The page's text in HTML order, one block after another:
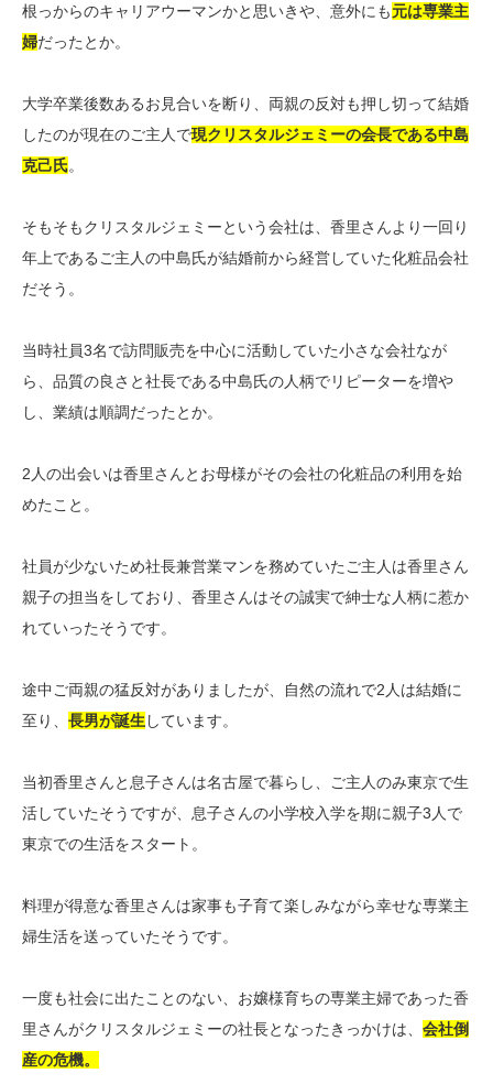
根っからのキャリアウーマンかと思いきや、意外にも元は専業主
婦だったとか。
大学卒業後数あるお見合いを断り、両親の反対も押し切って結婚
したのが現在のご主人で現クリスタルジェミーの会長である中島
克己氏。
そもそもクリスタルジェミーという会社は、香里さんより一回り
年上であるご主人の中島氏が結婚前から経営していた化粧品会社
だそう。
当時社員3名で訪問販売を中心に活動していた小さな会社なが
ら、品質の良さと社長である中島氏の人柄でリピーターを増や
し、業績は順調だったとか。
2人の出会いは香里さんとお母様がその会社の化粧品の利用を始
めたこと。
社員が少ないため社長兼営業マンを務めていたご主人は香里さん
親子の担当をしており、香里さんはその誠実で紳士な人柄に惹か
れていったそうです。
途中ご両親の猛反対がありましたが、自然の流れで2人は結婚に
至り、 長男が誕生 しています。
当初香里さんと息子さんは名古屋で暮らし、ご主人のみ東京で生
活していたそうですが、息子さんの小学校入学を期に親子3人で
東京での生活をスタート。
料理が得意な香里さんは家事も子育て楽しみながら幸せな専業主
婦生活を送っていたそうです。
一度も社会に出たことのない、お嬢様育ちの専業主婦であった香
里さんがクリスタルジェミーの社長となったきっかけは、 会社倒
産の危機。